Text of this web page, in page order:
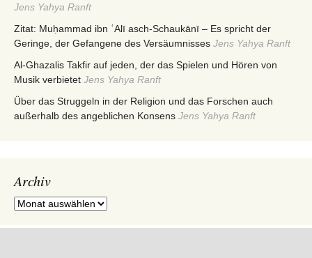
Jens Yahya Ranft
Zitat: Muḥammad ibn ʿAlī asch-Schaukānī – Es spricht der
Geringe, der Gefangene des Versäumnisses Jens Yahya Ranft
Al-Ghazalis Takfir auf jeden, der das Spielen und Hören von
Musik verbietet Jens Yahya Ranft
Über das Struggeln in der Religion und das Forschen auch
außerhalb des angeblichen Konsens Jens Yahya Ranft
Archiv
Archiv